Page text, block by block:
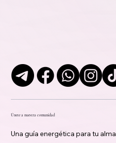
Únete a nuestra comunidad
Una guía energética para tu alma